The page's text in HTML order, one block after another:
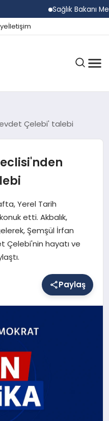
Sağlık Bakanı
İletişim
Çelebi' talebi
Yerel Tarih
konuk etti. Akbalık,
Şemşül İrfan
Çelebi'nin hayatı ve
Paylaş